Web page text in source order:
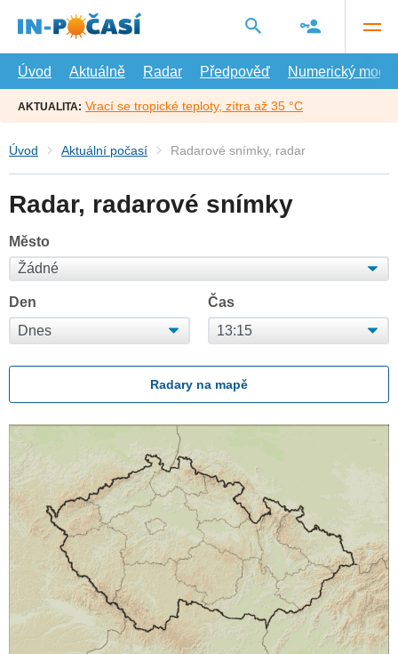
hlavní
Úvod
Aktuálně Radar Předpověď Numerický model
AKTUALITA: Vrací se tropické teploty, zítra až 35 °C
Úvod Aktuální počasí Radarové snímky, radar
Radar, radarové snímky
Město
Den Čas
Radary na mapě